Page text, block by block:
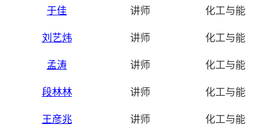
于佳 讲师 化工与能源
刘艺炜 讲师 化工与能源
孟涛 讲师 化工与能源
段林林 讲师 化工与能源
王彦兆 讲师 化工与能源